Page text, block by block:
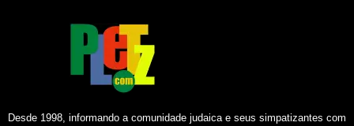
Desde 1998, informando a comunidade judaica e seus simpatizantes com